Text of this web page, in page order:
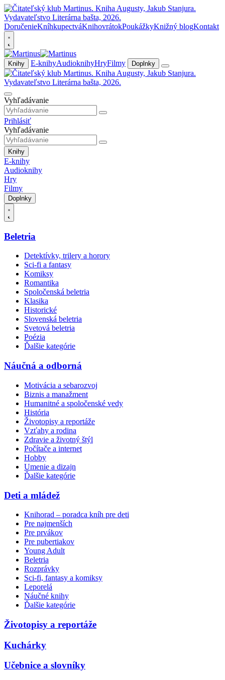
DoručenieKníhkupectváKnihovrátokPoukážkyKnižný blogKontakt
Knihy E-knihyAudioknihyHryFilmy Doplnky
Vyhľadávanie
Prihlásiť
Vyhľadávanie
Knihy
E-knihy
Audioknihy
Hry
Filmy
Doplnky
Beletria
Detektívky, trilery a horory
Sci-fi a fantasy
Komiksy
Romantika
Spoločenská beletria
Klasika
Historické
Slovenská beletria
Svetová beletria
Poézia
Ďalšie kategórie
Náučná a odborná
Motivácia a sebarozvoj
Biznis a manažment
Humanitné a spoločenské vedy
História
Životopisy a reportáže
Vzťahy a rodina
Zdravie a životný štýl
Počítače a internet
Hobby
Umenie a dizajn
Ďalšie kategórie
Deti a mládež
Knihorad – poradca kníh pre deti
Pre najmenších
Pre prvákov
Pre pubertiakov
Young Adult
Beletria
Rozprávky
Sci-fi, fantasy a komiksy
Leporelá
Náučné knihy
Ďalšie kategórie
Životopisy a reportáže
Kuchárky
Učebnice a slovníky